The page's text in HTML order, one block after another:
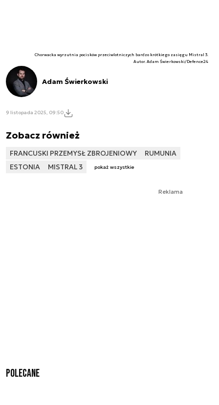
Chorwacka wyrzutnia pocisków przeciwlotniczych bardzo krótkiego zasięgu Mistral 3.
Autor. Adam Świerkowski/Defence24
Adam Świerkowski
9 listopada 2025, 09:50
Zobacz również
FRANCUSKI PRZEMYSŁ ZBROJENIOWY
RUMUNIA
ESTONIA
MISTRAL 3 pokaż wszystkie
Reklama
Polecane